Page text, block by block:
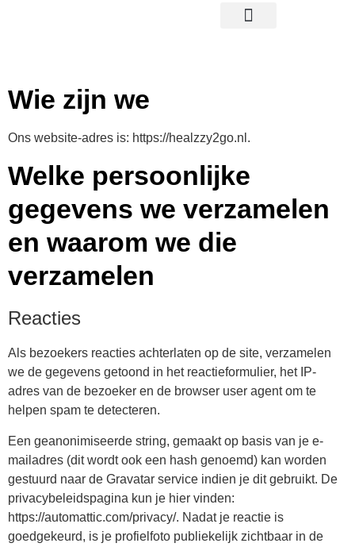
Wie zijn we
Ons website-adres is: https://healzzy2go.nl.
Welke persoonlijke
gegevens we verzamelen
en waarom we die
verzamelen
Reacties
Als bezoekers reacties achterlaten op de site, verzamelen
we de gegevens getoond in het reactieformulier, het IP-
adres van de bezoeker en de browser user agent om te
helpen spam te detecteren.
Een geanonimiseerde string, gemaakt op basis van je e-
mailadres (dit wordt ook een hash genoemd) kan worden
gestuurd naar de Gravatar service indien je dit gebruikt. De
privacybeleidspagina kun je hier vinden:
https://automattic.com/privacy/. Nadat je reactie is
goedgekeurd, is je profielfoto publiekelijk zichtbaar in de